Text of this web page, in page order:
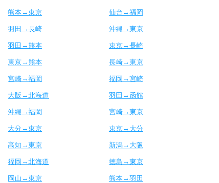
熊本→東京 仙台→福岡
羽田→長崎 沖縄→東京
羽田→熊本 東京→長崎
東京→熊本 長崎→東京
宮崎→福岡 福岡→宮崎
大阪→北海道 羽田→函館
沖縄→福岡 宮崎→東京
大分→東京 東京→大分
高知→東京 新潟→大阪
福岡→北海道 徳島→東京
岡山→東京 熊本→羽田